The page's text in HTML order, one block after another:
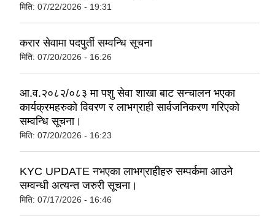
मिति: 07/22/2026 - 19:31
करार सेवामा पदपुर्ती सम्वन्धि सूचना
मिति: 07/20/2026 - 16:26
आ.व.२०८२/०८३ मा पशु सेवा शाखा बाट सन्चालन भएका
कार्यक्रमहरुको विवरण र लाभग्राही सार्वजनिकरण गरिएको
सम्वन्धि सूचना।
मिति: 07/20/2026 - 16:23
KYC UPDATE नभएका लाभग्राहीहरु सम्पर्कमा आउने
सम्वन्धी अत्यन्त जरुरी सूचना।
मिति: 07/17/2026 - 16:46